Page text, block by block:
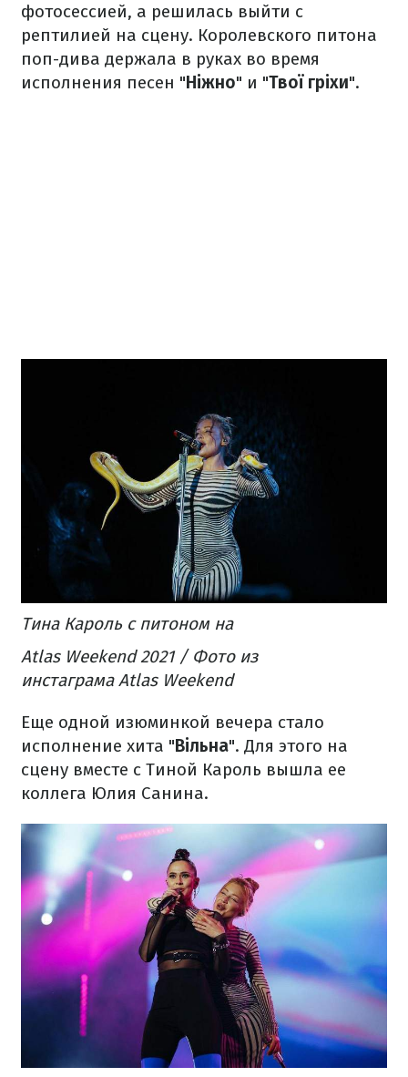
фотосессией, а решилась выйти с
рептилией на сцену. Королевского питона
поп-дива держала в руках во время
исполнения песен "Ніжно" и "Твої гріхи".
Тина Кароль с питоном на
Atlas Weekend 2021 / Фото из
инстаграма Atlas Weekend
Еще одной изюминкой вечера стало
исполнение хита "Вільна". Для этого на
сцену вместе с Тиной Кароль вышла ее
коллега Юлия Санина.